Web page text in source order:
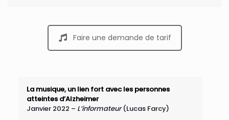
Faire une demande de tarif
La musique, un lien fort avec les personnes
atteintes d’Alzheimer
Janvier 2022 – L’informateur(Lucas Farcy)